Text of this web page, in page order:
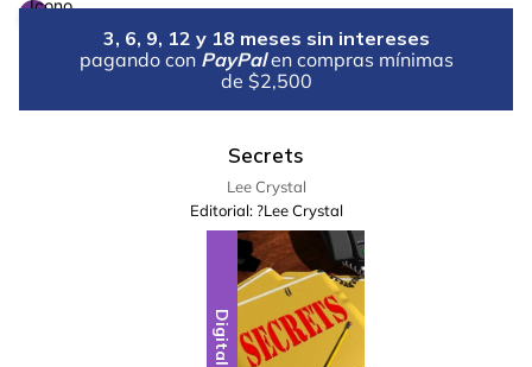
3, 6, 9, 12 y 18 meses sin intereses
pagando con PayPal en compras mínimas
de $2,500
Secrets
Lee Crystal
Editorial: ?Lee Crystal
Digital